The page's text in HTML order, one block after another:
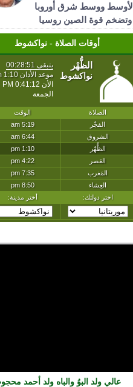
الأوسط ووسط شرق أوروبا
وتضخم قوة الصين روسيا
أوقات الصلاة - نواكشوط
عالي ولد البوُ والباه ولد أحمد